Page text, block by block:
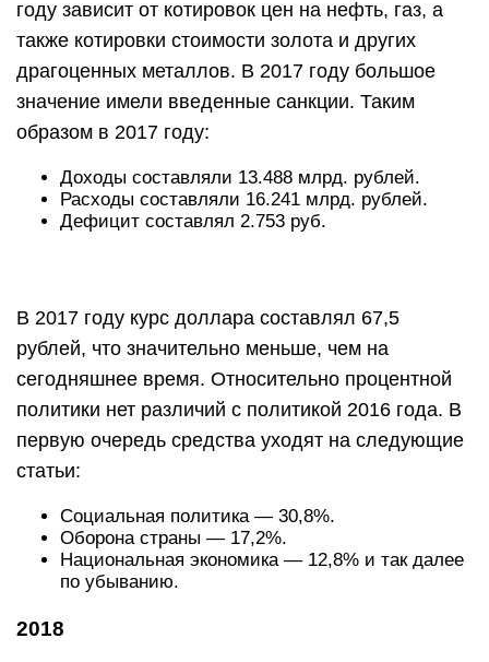
году зависит от котировок цен на нефть, газ, а
также котировки стоимости золота и других
драгоценных металлов. В 2017 году большое
значение имели введенные санкции. Таким
образом в 2017 году:
Доходы составляли 13.488 млрд. рублей.
Расходы составляли 16.241 млрд. рублей.
Дефицит составлял 2.753 руб.
В 2017 году курс доллара составлял 67,5
рублей, что значительно меньше, чем на
сегодняшнее время. Относительно процентной
политики нет различий с политикой 2016 года. В
первую очередь средства уходят на следующие
статьи:
Социальная политика — 30,8%.
Оборона страны — 17,2%.
Национальная экономика — 12,8% и так далее
по убыванию.
2018